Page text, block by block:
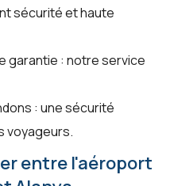
sécurité et haute
garantie : notre service
: une sécurité
voyageurs.
entre l'aéroport